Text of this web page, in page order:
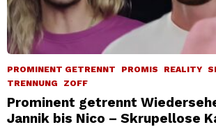
PROMINENT GETRENNT PROMIS REALITY
TRENNUNG
ZOFF
Prominent getrennt
Jannik bis Nico – Skrupellose